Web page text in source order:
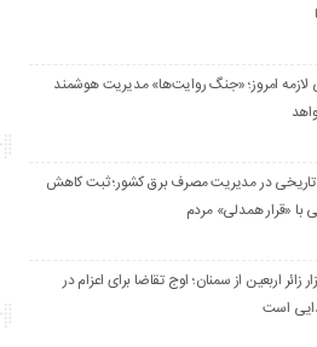
لازمه امروز؛ «جنگ روایت‌ها» مدیریت هوشمند
تاریخی در مدیریت مصرف برق کشور؛ ثبت کاهش
۹ هزار زائر اربعین از سمنان؛ اوج تقاضا برای اعزام در
است